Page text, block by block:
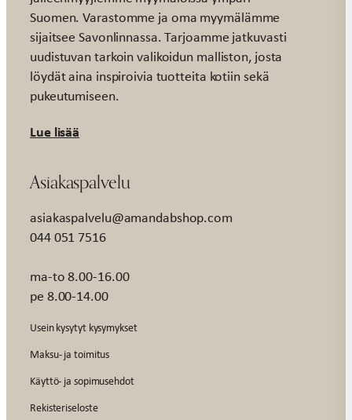
Suomen. Varastomme ja oma myymälämme
sijaitsee Savonlinnassa. Tarjoamme jatkuvasti
uudistuvan tarkoin valikoidun malliston, josta
löydät aina inspiroivia tuotteita kotiin sekä
pukeutumiseen.
Lue lisää
Asiakaspalvelu
asiakaspalvelu@amandabshop.com
044 051 7516
ma-to 8.00-16.00
pe 8.00-14.00
Usein kysytyt kysymykset
Maksu- ja toimitus
Käyttö- ja sopimusehdot
Rekisteriseloste